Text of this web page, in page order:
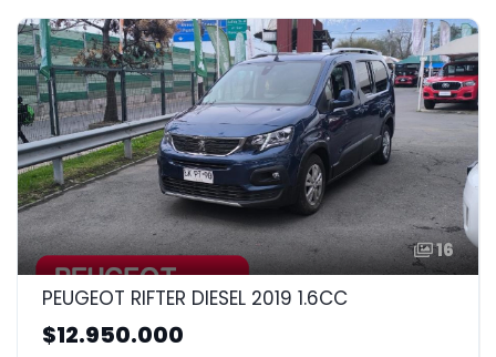
16
PEUGEOT RIFTER DIESEL 2019 1.6CC
$12.950.000